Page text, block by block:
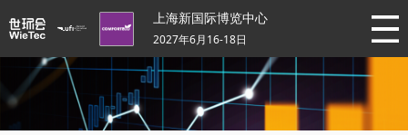
上海新国际博览中心
2027年6月16-18日